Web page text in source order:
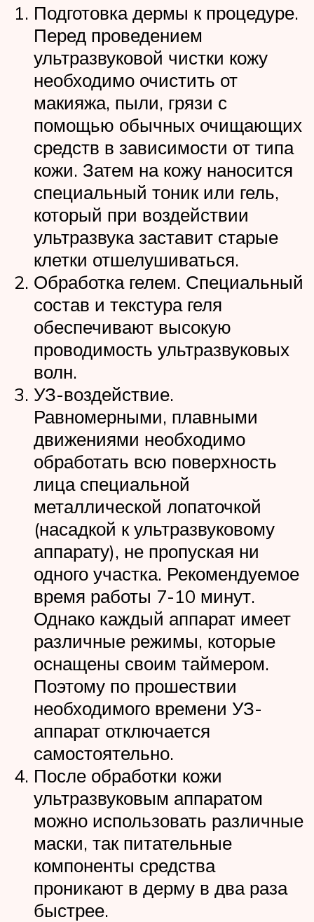
Подготовка дермы к процедуре.
Перед проведением
ультразвуковой чистки кожу
необходимо очистить от
макияжа, пыли, грязи с
помощью обычных очищающих
средств в зависимости от типа
кожи. Затем на кожу наносится
специальный тоник или гель,
который при воздействии
ультразвука заставит старые
клетки отшелушиваться.
Обработка гелем. Специальный
состав и текстура геля
обеспечивают высокую
проводимость ультразвуковых
волн.
УЗ-воздействие.
Равномерными, плавными
движениями необходимо
обработать всю поверхность
лица специальной
металлической лопаточкой
(насадкой к ультразвуковому
аппарату), не пропуская ни
одного участка. Рекомендуемое
время работы 7-10 минут.
Однако каждый аппарат имеет
различные режимы, которые
оснащены своим таймером.
Поэтому по прошествии
необходимого времени УЗ-
аппарат отключается
самостоятельно.
После обработки кожи
ультразвуковым аппаратом
можно использовать различные
маски, так питательные
компоненты средства
проникают в дерму в два раза
быстрее.